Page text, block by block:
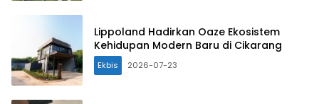
Lippoland Hadirkan Oaze Ekosistem
Kehidupan Modern Baru di Cikarang
Ekbis 2026-07-23